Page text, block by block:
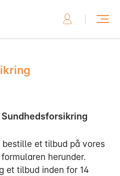
et tilbud på vores
herunder.
et tilbud inden for 14
brug for hjælp